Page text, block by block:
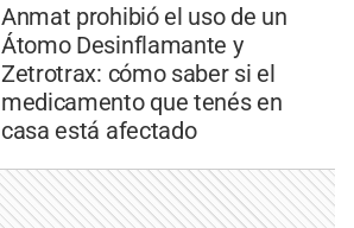
Anmat prohibió el uso de un
Átomo Desinflamante y
Zetrotrax: cómo saber si el
medicamento que tenés en
casa está afectado